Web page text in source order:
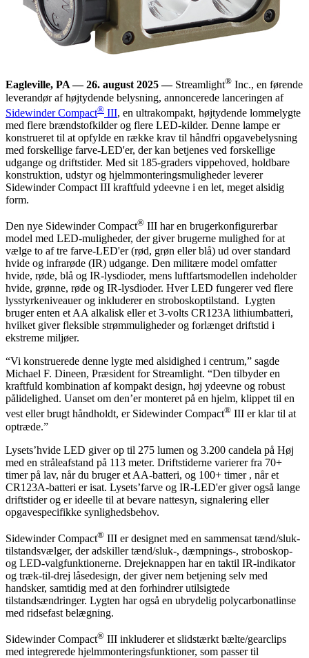
Eagleville, PA — 26. august 2025 —Streamlight® Inc., en førende
leverandør af højtydende belysning, annoncerede lanceringen af
Sidewinder Compact® III, en ultrakompakt, højtydende lommelygte
med flere brændstofkilder og flere LED-kilder. Denne lampe er
konstrueret til at opfylde en række krav til håndfri opgavebelysning
med forskellige farve-LED'er, der kan betjenes ved forskellige
udgange og driftstider. Med sit 185-graders vippehoved, holdbare
konstruktion, udstyr og hjelmmonteringsmuligheder leverer
Sidewinder Compact III kraftfuld ydeevne i en let, meget alsidig
form.
Den nye Sidewinder Compact® III har en brugerkonfigurerbar
model med LED-muligheder, der giver brugerne mulighed for at
vælge to af tre farve-LED'er (rød, grøn eller blå) ud over standard
hvide og infrarøde (IR) udgange. Den militære model omfatter
hvide, røde, blå og IR-lysdioder, mens luftfartsmodellen indeholder
hvide, grønne, røde og IR-lysdioder. Hver LED fungerer ved flere
lysstyrkeniveauer og inkluderer en stroboskoptilstand. Lygten
bruger enten et AA alkalisk eller et 3-volts CR123A lithiumbatteri,
hvilket giver fleksible strømmuligheder og forlænget driftstid i
ekstreme miljøer.
“Vi konstruerede denne lygte med alsidighed i centrum,” sagde
Michael F. Dineen, Præsident for Streamlight. “Den tilbyder en
kraftfuld kombination af kompakt design, høj ydeevne og robust
pålidelighed. Uanset om den’er monteret på en hjelm, klippet til en
vest eller brugt håndholdt, er Sidewinder Compact® III er klar til at
optræde.”
Lysets’hvide LED giver op til 275 lumen og 3.200 candela på Høj
med en stråleafstand på 113 meter. Driftstiderne varierer fra 70+
timer på lav, når du bruger et AA-batteri, og 100+ timer , når et
CR123A-batteri er isat. Lysets’farve og IR-LED'er giver også lange
driftstider og er ideelle til at bevare nattesyn, signalering eller
opgavespecifikke synlighedsbehov.
Sidewinder Compact® III er designet med en sammensat tænd/sluk-
tilstandsvælger, der adskiller tænd/sluk-, dæmpnings-, stroboskop-
og LED-valgfunktionerne. Drejeknappen har en taktil IR-indikator
og træk-til-drej låsedesign, der giver nem betjening selv med
handsker, samtidig med at den forhindrer utilsigtede
tilstandsændringer. Lygten har også en ubrydelig polycarbonatlinse
med ridsefast belægning.
Sidewinder Compact® III inkluderer et slidstærkt bælte/gearclips
med integrerede hjelmmonteringsfunktioner, som passer til